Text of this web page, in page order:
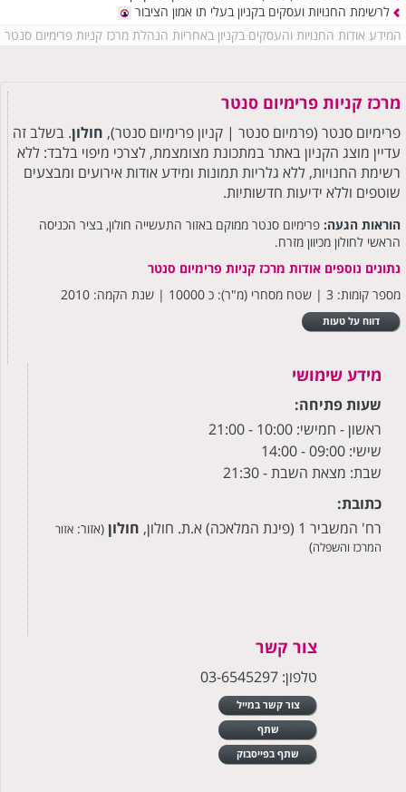
לרשימת החנויות ועסקים בקניון בעלי תו אמון הציבור
המידע אודות החנויות והעסקים בקניון באחריות הנהלת מרכז קניות פרימיום סנטר
מרכז קניות פרימיום סנטר
פרימיום סנטר (פרמיום סנטר | קניון פרימיום סנטר), חולון. בשלב זה
עדיין מוצג הקניון באתר במתכונת מצומצמת, לצרכי מיפוי בלבד: ללא
רשימת החנויות, ללא גלריות תמונות ומידע אודות אירועים ומבצעים
שוטפים וללא ידיעות חדשותיות.
הוראות הגעה: פרימיום סנטר ממוקם באזור התעשייה חולון, בציר הכניסה
הראשי לחולון מכיוון מזרח.
נתונים נוספים אודות מרכז קניות פרימיום סנטר
מספר קומות: 3 | שטח מסחרי (מ"ר): כ 10000 | שנת הקמה: 2010
דווח על טעות
מידע שימושי
שעות פתיחה:
ראשון - חמישי: 10:00
- 21:00
שישי: 09:00 - 14:00
שבת: מצאת השבת - 21:30
כתובת:
רח' המשביר 1 (פינת המלאכה) א.ת. חולון,
חולון (אזור:אזור
המרכז והשפלה)
צור קשר
טלפון: 03-6545297
צור קשר במייל
שתף
שתף בפייסבוק